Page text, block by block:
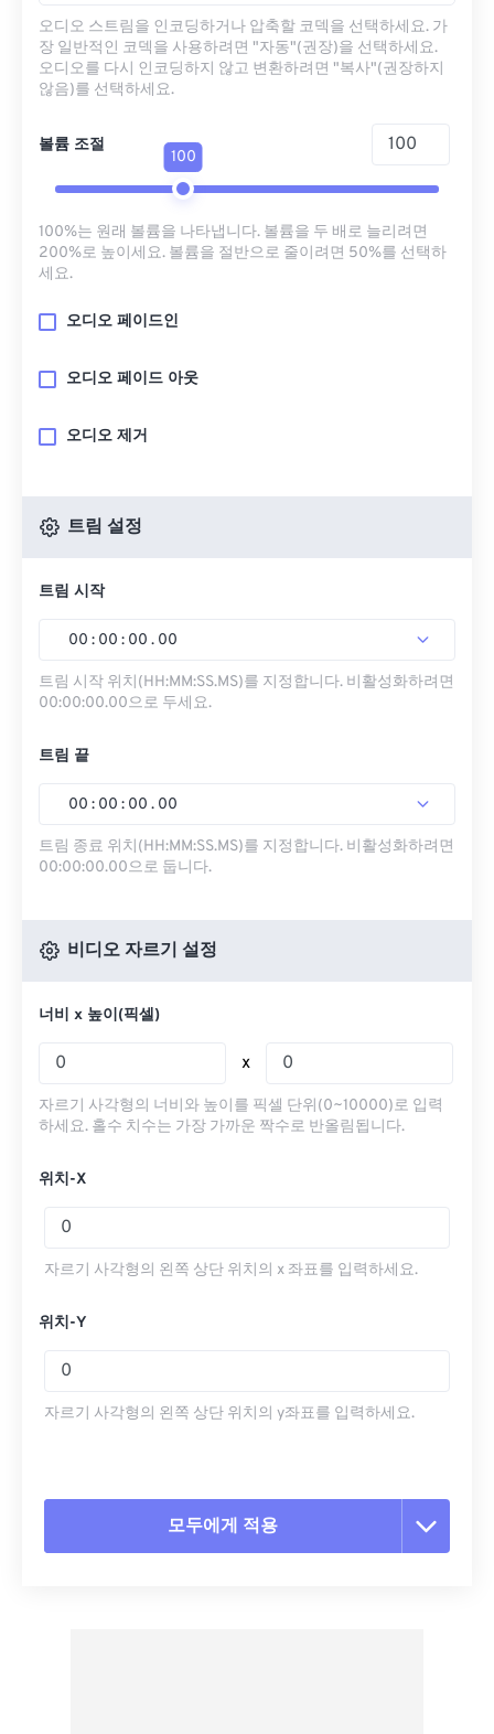
오디오 스트림을 인코딩하거나 압축할 코덱을 선택하세요. 가
장 일반적인 코덱을 사용하려면 "자동"(권장)을 선택하세요.
오디오를 다시 인코딩하지 않고 변환하려면 "복사"(권장하지
않음)를 선택하세요.
볼륨 조절
100
100%는 원래 볼륨을 나타냅니다. 볼륨을 두 배로 늘리려면
200%로 높이세요. 볼륨을 절반으로 줄이려면 50%를 선택하
세요.
오디오 페이드인
오디오 페이드 아웃
오디오 제거
트림 설정
트림 시작
00 : 00 : 00 . 00
트림 시작 위치(HH:MM:SS.MS)를 지정합니다. 비활성화하려면
00:00:00.00으로 두세요.
트림 끝
00 : 00 : 00 . 00
트림 종료 위치(HH:MM:SS.MS)를 지정합니다. 비활성화하려면
00:00:00.00으로 둡니다.
비디오 자르기 설정
너비 x 높이(픽셀)
x
자르기 사각형의 너비와 높이를 픽셀 단위(0~10000)로 입력
하세요. 홀수 치수는 가장 가까운 짝수로 반올림됩니다.
위치-X
자르기 사각형의 왼쪽 상단 위치의 x 좌표를 입력하세요.
위치-Y
자르기 사각형의 왼쪽 상단 위치의 y좌표를 입력하세요.
모두에게 적용